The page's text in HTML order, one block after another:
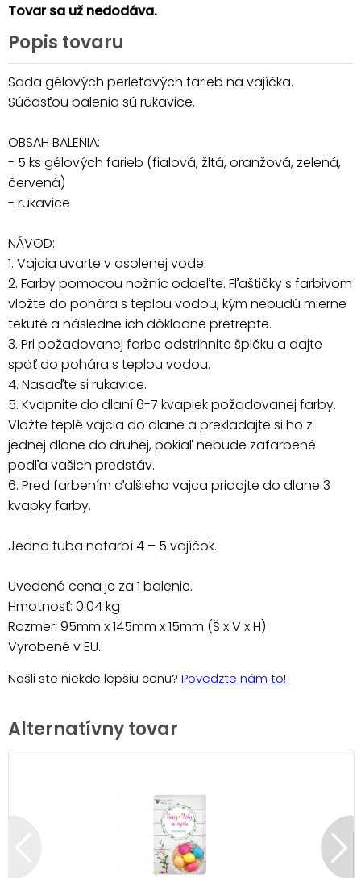
Tovar sa už nedodáva.
Popis tovaru
Sada gélových perleťových farieb na vajíčka.
Súčasťou balenia sú rukavice.
OBSAH BALENIA:
- 5 ks gélových farieb (fialová, žltá, oranžová, zelená,
červená)
- rukavice
NÁVOD:
1. Vajcia uvarte v osolenej vode.
2. Farby pomocou nožníc oddeľte. Fľaštičky s farbivom
vložte do pohára s teplou vodou, kým nebudú mierne
tekuté a následne ich dôkladne pretrepte.
3. Pri požadovanej farbe odstrihnite špičku a dajte
späť do pohára s teplou vodou.
4. Nasaďte si rukavice.
5. Kvapnite do dlaní 6-7 kvapiek požadovanej farby.
Vložte teplé vajcia do dlane a prekladajte si ho z
jednej dlane do druhej, pokiaľ nebude zafarbené
podľa vašich predstáv.
6. Pred farbením ďalšieho vajca pridajte do dlane 3
kvapky farby.
Jedna tuba nafarbí 4 – 5 vajíčok.
Uvedená cena je za 1 balenie.
Hmotnosť: 0.04 kg
Rozmer: 95mm x 145mm x 15mm (Š x V x H)
Vyrobené v EU.
Našli ste niekde lepšiu cenu? Povedzte nám to!
Alternatívny tovar